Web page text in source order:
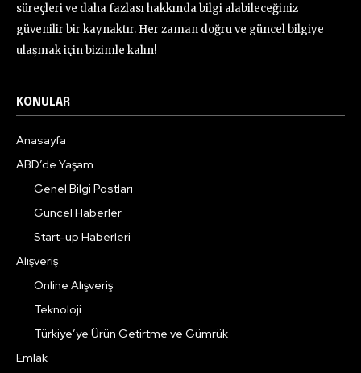
süreçleri ve daha fazlası hakkında bilgi alabileceğiniz
güvenilir bir kaynaktır. Her zaman doğru ve güncel bilgiye
ulaşmak için bizimle kalın!
KONULAR
Anasayfa
ABD’de Yaşam
Genel Bilgi Postları
Güncel Haberler
Start-up Haberleri
Alışveriş
Online Alışveriş
Teknoloji
Türkiye’ye Ürün Getirtme ve Gümrük
Emlak